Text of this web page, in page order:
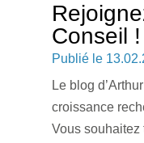
Conseil !
Le blog
croissance
Vous souhaitez